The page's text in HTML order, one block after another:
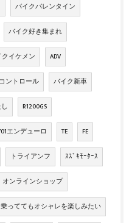
バイクバレンタイン
バイク好き集まれ
イケメン ADV
ントロール バイク新車
R1200GS
エンデューロ TE FE
トライアンフ ｽｽﾞｷﾓｰﾀｰｽ
オンラインショップ
っててもオシャレを楽しみたい